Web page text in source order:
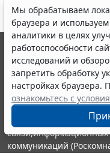
Мы обрабатываем
браузера и
аналитики в целях
работоспособности
исследований и
запретить обработку
настройках браузера.
ознакомьтесь с
© ООО "НПП "ГАРАНТ-
выпускается с 1990
являются участниками
информации ГАРАНТ.
Портал ГАРАНТ.РУ
издания Федеральной
связи,информационных
коммуникаций